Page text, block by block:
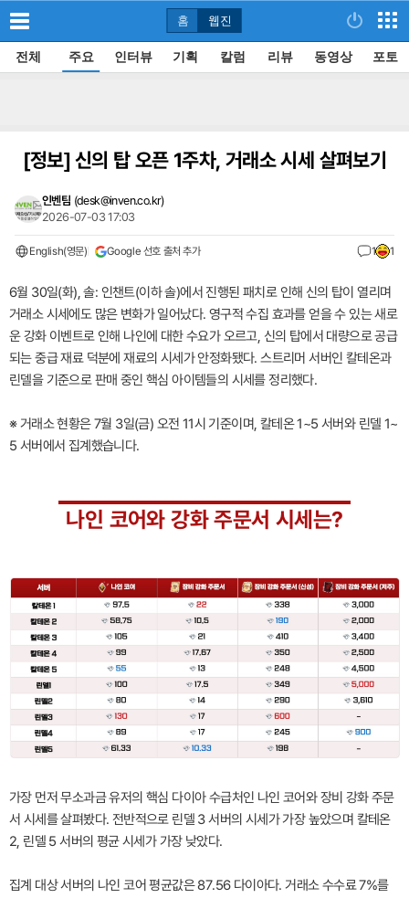
홈 웹진
전체 주요 인터뷰 기획 칼럼 리뷰 동영상 포토
[정보]신의 탑 오픈 1주차, 거래소 시세 살펴보기
인벤팀 (desk@inven.co.kr)
2026-07-03 17:03
English(영문) Google 선호 출처 추가 1 1
6월 30일(화), 솔: 인챈트(이하 솔)에서 진행된 패치로 인해 신의 탑이 열리며
거래소 시세에도 많은 변화가 일어났다. 영구적 수집 효과를 얻을 수 있는 새로
운 강화 이벤트로 인해 나인에 대한 수요가 오르고, 신의 탑에서 대량으로 공급
되는 중급 재료 덕분에 재료의 시세가 안정화됐다. 스트리머 서버인 칼테온과
린델을 기준으로 판매 중인 핵심 아이템들의 시세를 정리했다.
※ 거래소 현황은 7월 3일(금) 오전 11시 기준이며, 칼테온 1~5 서버와 린델 1~
5 서버에서 집계했습니다.
나인 코어와 강화 주문서 시세는?
가장 먼저 무소과금 유저의 핵심 다이아 수급처인 나인 코어와 장비 강화 주문
서 시세를 살펴봤다. 전반적으로 린델 3 서버의 시세가 가장 높았으며 칼테온
2, 린델 5 서버의 평균 시세가 가장 낮았다.
집계 대상 서버의 나인 코어 평균값은 87.56 다이아다. 거래소 수수료 7%를